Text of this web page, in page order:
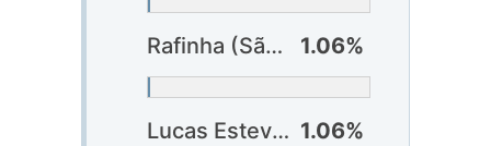
Rafinha (São Paulo) 1.06%
Lucas Esteves (Vitória) 1.06%